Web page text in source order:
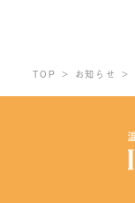
TOP お知らせ